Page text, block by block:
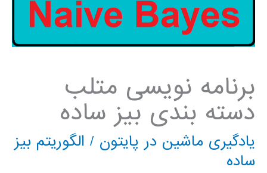
برنامه نویسی متلب
دسته بندی بیز ساده
یادگیری ماشین در پایتون / الگوریتم بیز
ساده